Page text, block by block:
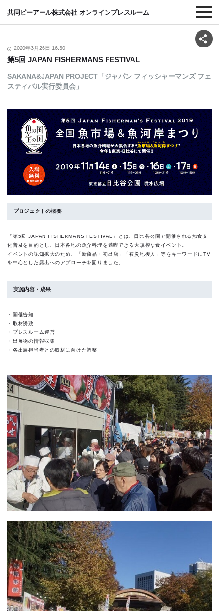
共同ピーアール株式会社 オンラインプレスルーム
2020年3月26日 16:30
第5回 JAPAN FISHERMANS FESTIVAL
SAKANA&JAPAN PROJECT「ジャパン フィッシャーマンズ フェ
スティバル実行委員会」
プロジェクトの概要
「第5回 JAPAN FISHERMANS FESTIVAL」とは、日比谷公園で開催される魚食文
化普及を目的とし、日本各地の魚介料理を満喫できる大規模な食イベント。
イベントの認知拡大のため、「新商品・初出店」「被災地復興」等をキーワードにTV
を中心とした露出へのアプローチを図りました。
実施内容・成果
・開催告知
・取材誘致
・プレスルーム運営
・出展物の情報収集
・各出展担当者との取材に向けた調整